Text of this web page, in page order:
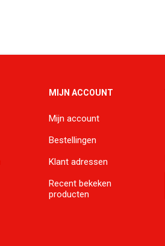
MIJN ACCOUNT
Mijn account
Bestellingen
Klant adressen
Recent bekeken
producten